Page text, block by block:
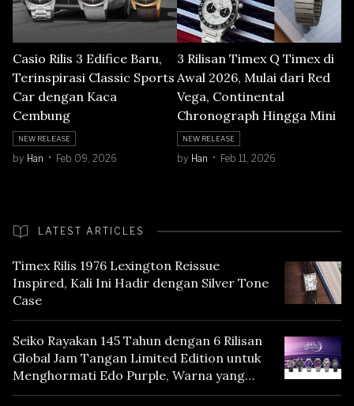
Casio Rilis 3 Edifice Baru,
Terinspirasi Classic Sports
Car dengan Kaca
Cembung
NEW RELEASE
by Han Feb 09, 2026
3 Rilisan Timex Q Timex di
Awal 2026, Mulai dari Red
Vega, Continental
Chronograph Hingga Mini
NEW RELEASE
by Han Feb 11, 2026
LATEST ARTICLES
Timex Rilis 1976 Lexington Reissue
Inspired, Kali Ini Hadir dengan Silver Tone
Case
Seiko Rayakan 145 Tahun dengan 6 Rilisan
Global Jam Tangan Limited Edition untuk
Menghormati Edo Purple, Warna yang
Mencerminkan Warisan Tokyo